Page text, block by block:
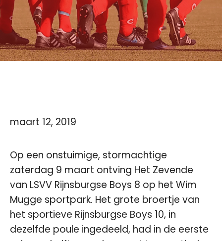
maart 12, 2019
Op een onstuimige, stormachtige
zaterdag 9 maart ontving Het Zevende
van LSVV Rijnsburgse Boys 8 op het Wim
Mugge sportpark. Het grote broertje van
het sportieve Rijnsburgse Boys 10, in
dezelfde poule ingedeeld, had in de eerste